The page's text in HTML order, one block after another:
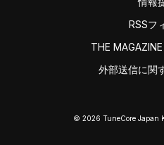
RSSフ
THE
外部送信に関
© 2026 TuneCore Japan